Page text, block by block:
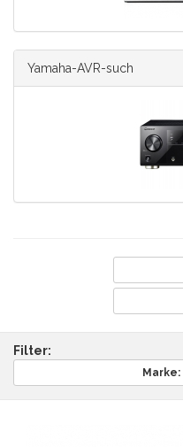
Yamaha-AVR-such
Filter:
Marke: